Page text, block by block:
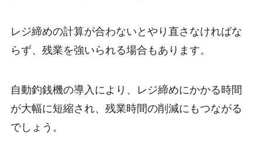
レジ締めの計算が合わないとやり直さなければな
らず、残業を強いられる場合もあります。
自動釣銭機の導入により、レジ締めにかかる時間
が大幅に短縮され、残業時間の削減にもつながる
でしょう。